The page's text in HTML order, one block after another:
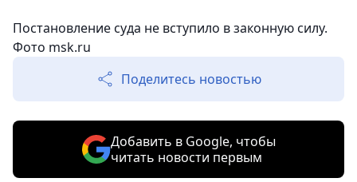
Постановление суда не вступило в законную силу.
Фото msk.ru
Поделитесь новостью
Добавить в Google, чтобы
читать новости первым